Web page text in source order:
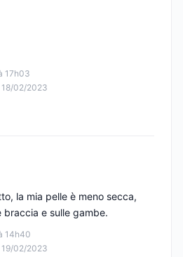
17h03
18/02/2023
14h40
19/02/2023
la mia pelle è meno secca,
braccia e sulle gambe.